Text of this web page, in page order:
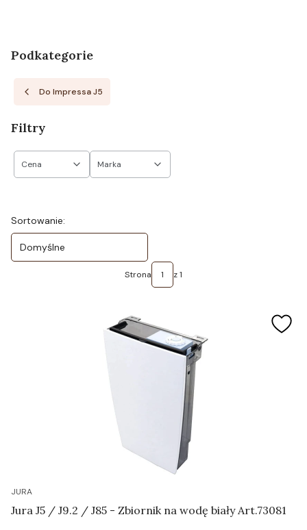
Podkategorie
Do Impressa J5
Filtry
Cena Marka
Lista produktów
Sortowanie:
Domyślne
Strona z 1
JURA
Jura J5 / J9.2 / J85 - Zbiornik na wodę biały Art.73081